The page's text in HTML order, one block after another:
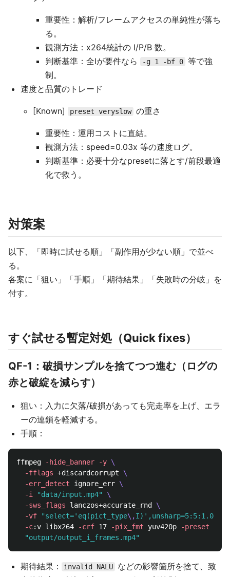
重要性：解析/フレームアクセスの単純性が落ち
る。
観測方法：x264統計の I/P/B 数。
判断基準：全Iが要件なら
-g 1 -bf 0 等で強
制。
速度と品質のトレード
[Known] preset veryslow の重さ
重要性：運用コストに直結。
観測方法：speed=0.03x 等の速度ログ。
判断基準：必要十分なpresetに落とす/前段最適
化で救う。
対策案
以下、「即時に試せる順」「副作用が少ない順」で並べ
る。
各案に「狙い」「手順」「期待結果」「失敗時の分岐」を
付す。
すぐ試せる暫定対処（Quick fixes）
QF-1：破損サンプルを捨てつつ進む（ログの
赤と破綻を減らす）
狙い：入力に欠落/破損があっても完走率を上げ、エラ
ーの連鎖を軽減する。
手順：
ffmpeg -hide_banner -y \
-fflags +discardcorrupt \
-err_detect ignore_err \
-i
"data/input.mp4"
\
-sws_flags lanczos+accurate_rnd \
-vf
"select='eq(pict_type\,
-c:v libx264 -crf 17 -pix_fmt yuv420p -preset
"output/output_i_frames.mp4"
期待結果： invalid NALU
などの影響箇所を捨て、致